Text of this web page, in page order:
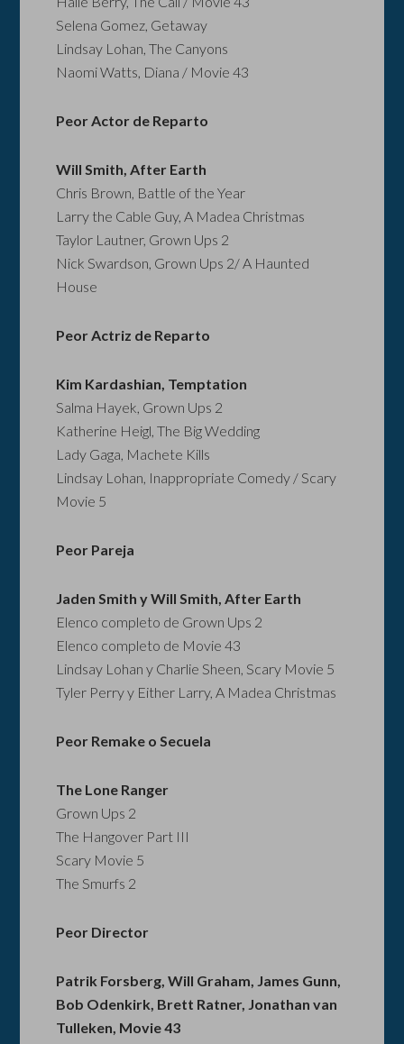
Selena Gomez, Getaway
Lindsay Lohan, The Canyons
Naomi Watts, Diana / Movie 43
Peor Actor de Reparto
Will Smith, After Earth
Chris Brown, Battle of the Year
Larry the Cable Guy, A Madea Christmas
Taylor Lautner, Grown Ups 2
Nick Swardson, Grown Ups 2/ A Haunted
House
Peor Actriz de Reparto
Kim Kardashian, Temptation
Salma Hayek, Grown Ups 2
Katherine Heigl, The Big Wedding
Lady Gaga, Machete Kills
Lindsay Lohan, Inappropriate Comedy / Scary
Movie 5
Peor Pareja
Jaden Smith y Will Smith, After Earth
Elenco completo de Grown Ups 2
Elenco completo de Movie 43
Lindsay Lohan y Charlie Sheen, Scary Movie 5
Tyler Perry y Either Larry, A Madea Christmas
Peor Remake o Secuela
The Lone Ranger
Grown Ups 2
The Hangover Part III
Scary Movie 5
The Smurfs 2
Peor Director
Patrik Forsberg, Will Graham, James Gunn,
Bob Odenkirk, Brett Ratner, Jonathan van
Tulleken, Movie 43